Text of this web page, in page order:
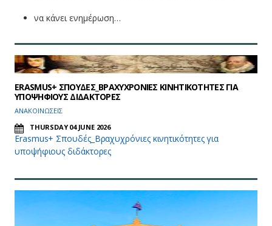
να κάνει ενημέρωση…
ERASMUS+ ΣΠΟΥΔΕΣ_ΒΡΑΧΥΧΡΟΝΙΕΣ ΚΙΝΗΤΙΚΟΤΗΤΕΣ ΓΙΑ
ΥΠΟΨΗΦΙΟΥΣ ΔΙΔΑΚΤΟΡΕΣ
ΑΝΑΚΟΙΝΩΣΕΙΣ
THURSDAY 04 JUNE 2026
Erasmus+ Σπουδές_Βραχυχρόνιες κινητικότητες για
υποψήφιους διδάκτορες